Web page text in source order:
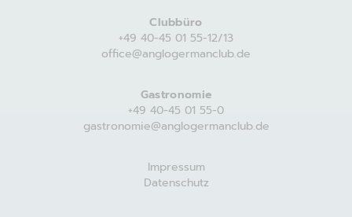
Clubbüro
+49 40-45 01 55-12/13
office@anglogermanclub.de
Gastronomie
+49 40-45 01 55-0
gastronomie@anglogermanclub.de
Impressum
Datenschutz